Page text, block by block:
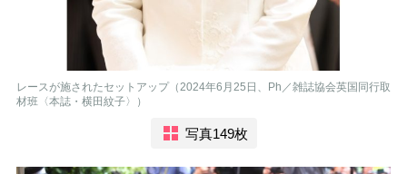
レースが施されたセットアップ（2024年6月25日、Ph／雑誌協会英国同行取
材班〈本誌・横田紋子〉）
写真149枚